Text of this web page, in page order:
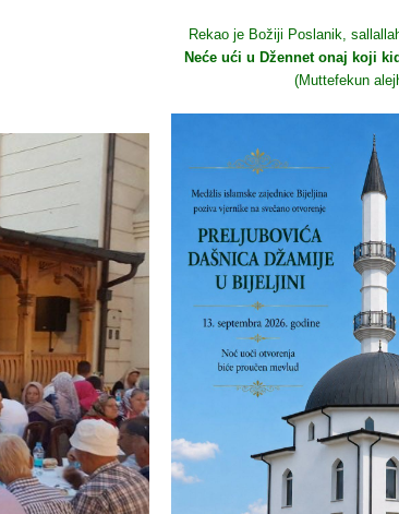
Rekao je Božiji Poslanik,
Neće ući u Džennet onaj koji
(Muttefekun